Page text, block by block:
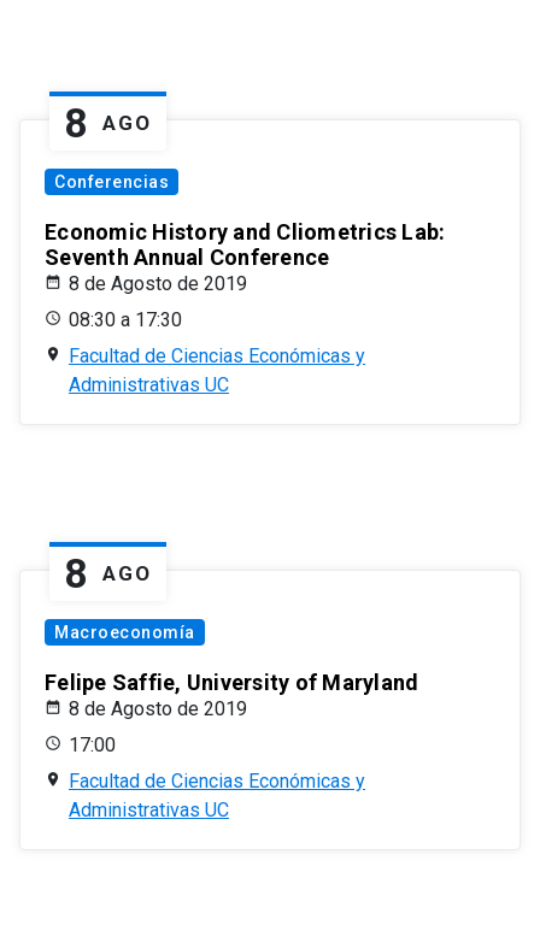
8 AGO
Conferencias
Economic History and Cliometrics Lab:
Seventh Annual Conference
8 de Agosto de 2019
08:30 a 17:30
Facultad de Ciencias Económicas y
Administrativas UC
8 AGO
Macroeconomía
Felipe Saffie, University of Maryland
8 de Agosto de 2019
17:00
Facultad de Ciencias Económicas y
Administrativas UC